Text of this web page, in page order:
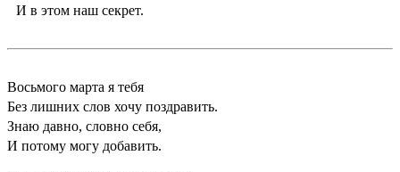
И в этом наш секрет.
Восьмого марта я тебя
Без лишних слов хочу поздравить.
Знаю давно, словно себя,
И потому могу добавить.